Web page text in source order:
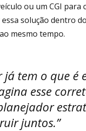
ou um CGI
solução dentro
mesmo tempo.
já tem o que
esse
juntos.”